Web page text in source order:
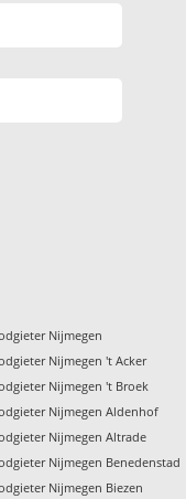
Nijmegen
Nijmegen 't Acker
Nijmegen 't Broek
Nijmegen Aldenhof
Nijmegen Altrade
Nijmegen Benedenstad
Nijmegen Biezen